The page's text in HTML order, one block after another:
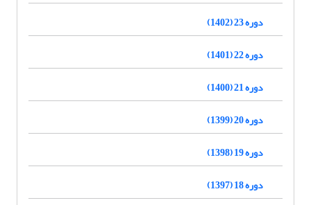
دوره 23 (1402)
دوره 22 (1401)
دوره 21 (1400)
دوره 20 (1399)
دوره 19 (1398)
دوره 18 (1397)